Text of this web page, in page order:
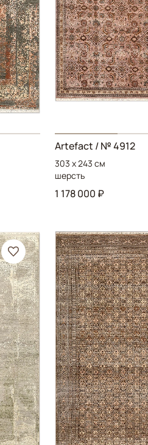
Artefact / № 4912
303 x 243 см
шерсть
1 178 000 ₽